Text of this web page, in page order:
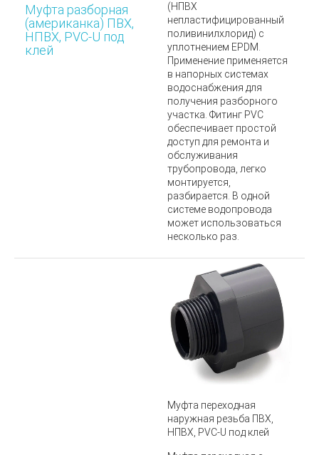
Муфта разборная
(американка) ПВХ,
НПВХ, PVC-U под
клей
(НПВХ
непластифицированный
поливинилхлорид) с
уплотнением EPDM.
Применение применяется
в напорных системах
водоснабжения для
получения разборного
участка. Фитинг PVC
обеспечивает простой
доступ для ремонта и
обслуживания
трубопровода, легко
монтируется,
разбирается. В одной
системе водопровода
может использоваться
несколько раз.
Муфта переходная
наружная резьба ПВХ,
НПВХ, PVC-U под клей